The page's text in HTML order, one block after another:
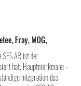
Fray, MOG,
AR ist der
hat. Hauptmerkmale: -
Integration des